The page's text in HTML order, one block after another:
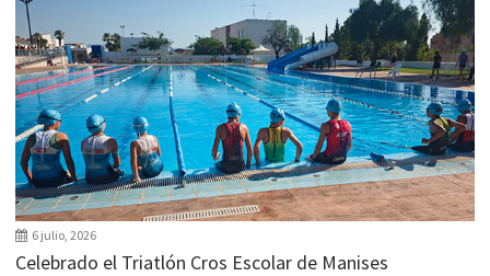
6 julio, 2026
Celebrado el Triatlón Cros Escolar de Manises